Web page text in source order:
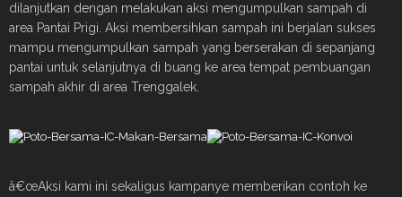
dilanjutkan dengan melakukan aksi mengumpulkan sampah di
area Pantai Prigi. Aksi membersihkan sampah ini berjalan sukses
mampu mengumpulkan sampah yang berserakan di sepanjang
pantai untuk selanjutnya di buang ke area tempat pembuangan
sampah akhir di area Trenggalek.
â€œAksi kami ini sekaligus kampanye memberikan contoh ke